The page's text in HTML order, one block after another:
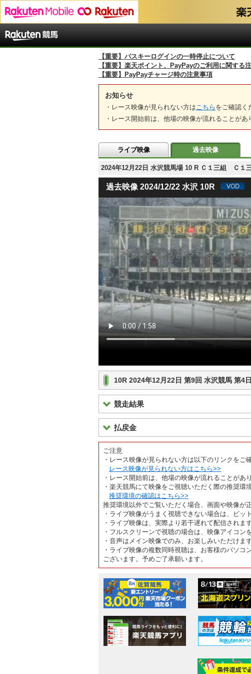
【重要】パスキーログインの一時停止について
【重要】楽天ポイント、PayPayのご利用に関する
【重要】PayPayチャージ時の注意事項
お知らせ
・レース映像が見られない方は こちら をご確認く
・レース開始前は、他場の映像が流れることがあ
ライブ映像 過去映像
2024年12月22日 水沢競馬場 10 R Ｃ１三組 Ｃ１
過去映像 2024/12/22 水沢 10R
10R 2024年12月22日 第9回 水沢競馬 第
競走結果
払戻金
ご注意
・レース映像が見られない方は以下のリンクをご
レース映像が見られない方はこちら>>
・レース開始前は、他場の映像が流れることがあり
・楽天競馬にて映像をご視聴いただく際の推奨環
推奨環境の確認はこちら>>
推奨環境以外でご覧いただく場合、画面や映像が
・ライブ映像がうまく視聴できない場合は、ビッ
・ライブ映像は、実際より若干遅れて配信されます
・フルスクリーンで視聴の場合は、映像アイコン
・音声はメイン映像でのみ、お楽しみいただけます
・ライブ映像の複数同時視聴は、お客様のパソ
ございます。予めご了承願います。